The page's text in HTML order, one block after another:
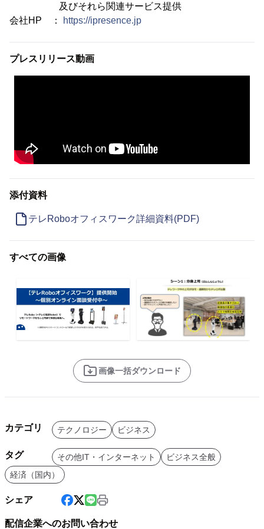
及びそれら関連サービス提供
会社HP ：
https://ipresence.jp
プレスリリース動画
添付資料
テレRoboオフィスワーク詳細資料(PDF)
すべての画像
画像一括ダウンロード
カテゴリ テクノロジー ビジネス
タグ その他IT・インターネット
ビジネス全般
経済（国内）
シェア
配信企業へのお問い合わせ